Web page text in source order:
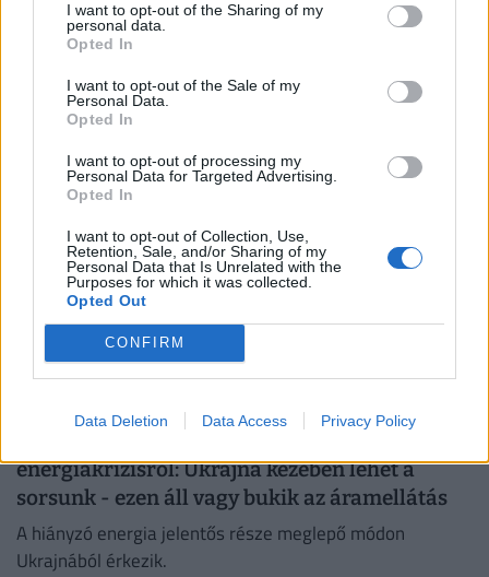
I want to opt-out of the Sharing of my
personal data.
Opted In
I want to opt-out of the Sale of my
Personal Data.
Opted In
I want to opt-out of processing my
Personal Data for Targeted Advertising.
Opted In
I want to opt-out of Collection, Use,
Retention, Sale, and/or Sharing of my
Personal Data that Is Unrelated with the
Purposes for which it was collected.
Opted Out
CONFIRM
Data Deletion Data Access Privacy Policy
Na erre kevesen számítottak: összerúgta a port
Az Egyesült Államok az Irán elleni háború hatodik
hónapjára állítólag gyakorlatilag az összes
rakétakészletét felhasználta.
energiakrízisről: Ukrajna kezében lehet a
sorsunk - ezen áll vagy bukik az áramellátás
A hiányzó energia jelentős része meglepő módon
Ukrajnából érkezik.